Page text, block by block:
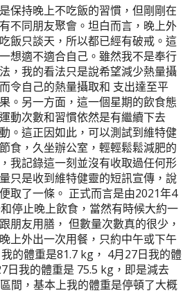
保持晚上不吃飯的習慣，但剛剛在
不同朋友聚會。坦白而言，晚上外
飯只談天，所以都已經有破戒。這
想適不適合自己。雖然我不是奉行
，我的看法只是說希望減少熱量攝
令自己的熱量攝取和 支出達至平
。另一方面，這一個星期的飲食態
動次數和習慣依然是有繼續下去
。這正因如此，可以測試到維特健
食，久坐辦公室，輕輕鬆鬆減肥的
我記錄這一刻並沒有收取過任何形
只是收到維特健靈的短訊宣傳，說
取了一條。 正式而言是由2021年4
停止晚上飲食，當然有時候大約一
朋友用膳， 但數量次數真的很少，
上外出一次用餐，只約中午或下午
的體重是81.7 kg， 4月27日我的體
日我的體重是 75.5 kg，即是減去
間，基本上我的體重是停頓了大概